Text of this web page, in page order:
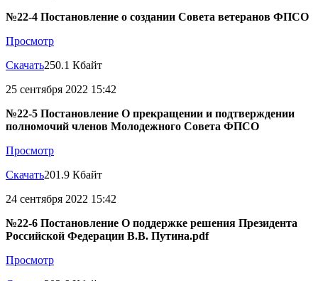
№22-4 Постановление о создании Совета ветеранов ФПСО
Просмотр
Скачать250.1 Кбайт
25 сентября 2022 15:42
№22-5 Постановление О прекращении и подтверждении
полномочий членов Молодежного Совета ФПСО
Просмотр
Скачать201.9 Кбайт
24 сентября 2022 15:42
№22-6 Постановление О поддержке решения Президента
Российской Федерации В.В. Путина.pdf
Просмотр